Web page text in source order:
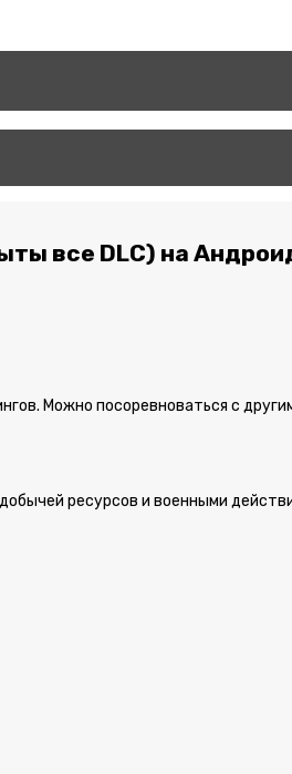
все DLC) на
Можно посоревноваться с
ресурсов и военными